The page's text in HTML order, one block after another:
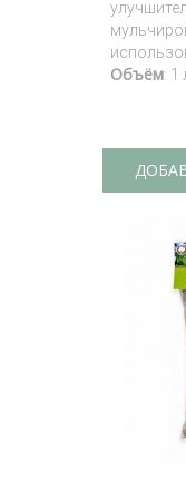
Объём: 1